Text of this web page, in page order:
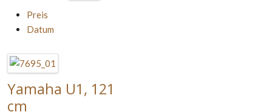
Preis
Datum
Yamaha U1, 121
cm